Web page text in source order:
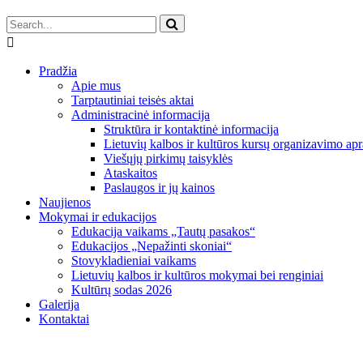
Pradžia
Apie mus
Tarptautiniai teisės aktai
Administracinė informacija
Struktūra ir kontaktinė informacija
Lietuvių kalbos ir kultūros kursų organizavimo
Viešųjų pirkimų taisyklės
Ataskaitos
Paslaugos ir jų kainos
Naujienos
Mokymai ir edukacijos
Edukacija vaikams „Tautų pasakos“
Edukacijos „Nepažinti skoniai“
Stovykladieniai vaikams
Lietuvių kalbos ir kultūros mokymai bei renginiai
Kultūrų sodas 2026
Galerija
Kontaktai